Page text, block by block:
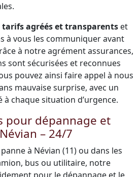
tarifs agréés et transparents et
à vous les communiquer avant
à notre agrément assurances,
sont sécurisées et reconnues
pouvez ainsi faire appel à nous
mauvaise surprise, avec un
chaque situation d’urgence.
pour dépannage et
– 24/7
à Névian (11) ou dans les
bus ou utilitaire, notre